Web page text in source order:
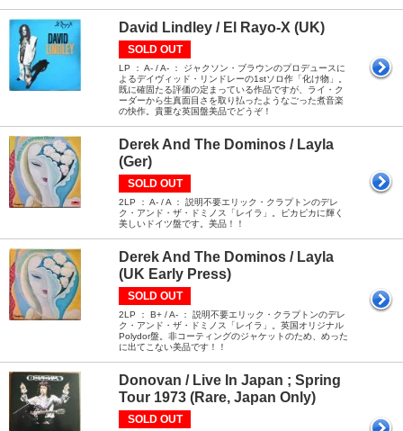
David Lindley / El Rayo-X (UK)
SOLD OUT
LP ： A- / A- ： ジャクソン・ブラウンのプロデュースに
よるデイヴィッド・リンドレーの1stソロ作「化け物」。
既に確固たる評価の定まっている作品ですが、ライ・ク
ーダーから生真面目さを取り払ったようなごった煮音楽
の快作。貴重な英国盤美品でどうぞ！
Derek And The Dominos / Layla
(Ger)
SOLD OUT
2LP ： A- / A ： 説明不要エリック・クラプトンのデレ
ク・アンド・ザ・ドミノス「レイラ」。ピカピカに輝く
美しいドイツ盤です。美品！！
Derek And The Dominos / Layla
(UK Early Press)
SOLD OUT
2LP ： B+ / A- ： 説明不要エリック・クラプトンのデレ
ク・アンド・ザ・ドミノス「レイラ」。英国オリジナル
Polydor盤。非コーティングのジャケットのため、めった
に出てこない美品です！！
Donovan / Live In Japan ; Spring
Tour 1973 (Rare, Japan Only)
SOLD OUT